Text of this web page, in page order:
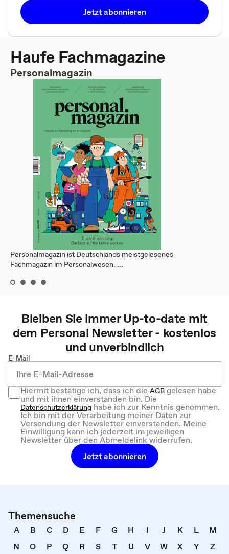
Jetzt abonnieren
Haufe Fachmagazine
Personalmagazin
Personalmagazin ist Deutschlands meistgelesenes
Fachmagazin im Personalwesen. ...
Bleiben Sie immer Up-to-date mit
dem Personal Newsletter - kostenlos
und unverbindlich
E-Mail
Hiermit bestätige ich, dass ich dieAGBgelesen habe
und mit ihnen einverstanden bin. Die
Datenschutzerklärung habe ich zur Kenntnis genommen.
Ich bin mit der Verarbeitung meiner Daten zur
Versendung der Newsletter einverstanden. Meine
Einwilligung kann ich jederzeit im jeweiligen
Newsletter über den Abmeldelink widerrufen.
Jetzt abonnieren
Themensuche
A B C D E F G H I J K L
M
N
O P Q R S T U V W X Y
Z